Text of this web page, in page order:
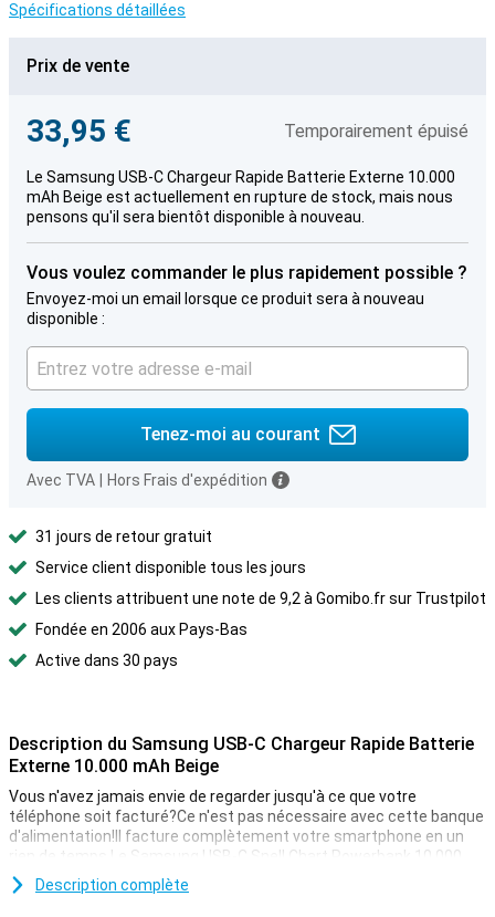
Spécifications détaillées
Prix de vente
33,95 € Temporairement épuisé
Le Samsung USB-C Chargeur Rapide Batterie Externe 10.000
mAh Beige est actuellement en rupture de stock, mais nous
pensons qu'il sera bientôt disponible à nouveau.
Vous voulez commander le plus rapidement possible ?
Envoyez-moi un email lorsque ce produit sera à nouveau
disponible :
Tenez-moi au courant
Avec TVA Hors Frais d'expédition
31 jours de retour gratuit
Service client disponible tous les jours
Les clients attribuent une note de 9,2 à Gomibo.fr sur Trustpilot
Fondée en 2006 aux Pays-Bas
Active dans 30 pays
Description du Samsung USB-C Chargeur Rapide Batterie
Externe 10.000 mAh Beige
Vous n'avez jamais envie de regarder jusqu'à ce que votre
téléphone soit facturé?Ce n'est pas nécessaire avec cette banque
d'alimentation!Il facture complètement votre smartphone en un
rien de temps.Le Samsung USB-C Snell Chart Powerbank 10 000
MAH Beige a une grande capacité de batterie, vous pouvez donc
charger votre téléphone plusieurs fois.Charger votre tablette n'est
Description complète